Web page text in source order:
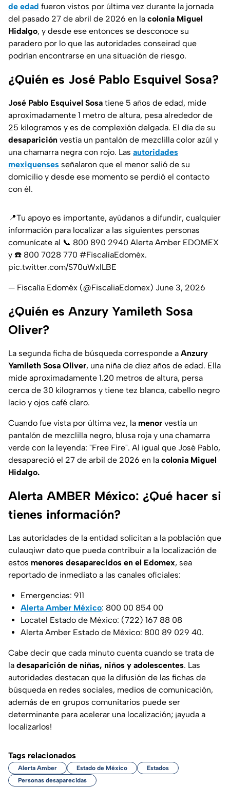
de edad fueron vistos por última vez durante la jornada
del pasado 27 de abril de 2026 en la colonia Miguel
Hidalgo, y desde ese entonces se desconoce su
paradero por lo que las autoridades conseirad que
podrían encontrarse en una situación de riesgo.
¿Quién es José Pablo Esquivel Sosa?
José Pablo Esquivel Sosa tiene 5 años de edad, mide
aproximadamente 1 metro de altura, pesa alrededor de
25 kilogramos y es de complexión delgada. El día de su
desaparición vestía un pantalón de mezclilla color azúl y
una chamarra negra con rojo. Las autoridades
mexiquenses señalaron que el menor salió de su
domicilio y desde ese momento se perdió el contacto
con él.
📍Tu apoyo es importante, ayúdanos a difundir, cualquier
información para localizar a las siguientes personas
comunícate al 📞 800 890 2940 Alerta Amber EDOMEX
y ☎️ 800 7028 770 #FiscalíaEdoméx.
pic.twitter.com/S70uWxlLBE
— Fiscalía Edoméx (@FiscaliaEdomex) June 3, 2026
¿Quién es Anzury Yamileth Sosa
Oliver?
La segunda ficha de búsqueda corresponde a Anzury
Yamileth Sosa Oliver, una niña de diez años de edad. Ella
mide aproximadamente 1.20 metros de altura, persa
cerca de 30 kilogramos y tiene tez blanca, cabello negro
lacio y ojos café claro.
Cuando fue vista por última vez, la menor vestía un
pantalón de mezclilla negro, blusa roja y una chamarra
verde con la leyenda: "Free Fire". Al igual que José Pablo,
desapareció el 27 de arbil de 2026 en la colonia Miguel
Hidalgo.
Alerta AMBER México: ¿Qué hacer si
tienes información?
Las autoridades de la entidad solicitan a la población que
culauqiwr dato que pueda contribuir a la localización de
estos menores desaparecidos en el Edomex, sea
reportado de inmediato a las canales oficiales:
Emergencias: 911
Alerta Amber México: 800 00 854 00
Locatel Estado de México: (722) 167 88 08
Alerta Amber Estado de México: 800 89 029 40.
Cabe decir que cada minuto cuenta cuando se trata de
la desaparición de niñas, niños y adolescentes. Las
autoridades destacan que la difusión de las fichas de
búsqueda en redes sociales, medios de comunicación,
además de en grupos comunitarios puede ser
determinante para acelerar una localización; ¡ayuda a
localizarlos!
Tags relacionados
Alerta Amber Estado de México
Estados
Personas desaparecidas